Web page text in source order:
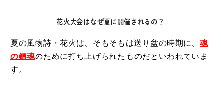
花火大会はなぜ夏に開催されるの？
夏の風物詩・花火は、そもそもは送り盆の時期に、魂
の鎮魂のために打ち上げられたものだといわれていま
す。